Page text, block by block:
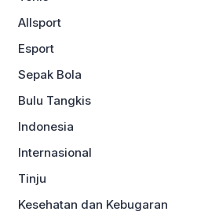
Allsport
Esport
Sepak Bola
Bulu Tangkis
Indonesia
Internasional
Tinju
Kesehatan dan Kebugaran